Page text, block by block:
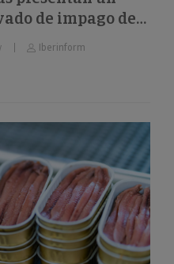
de impago del
Iberinform